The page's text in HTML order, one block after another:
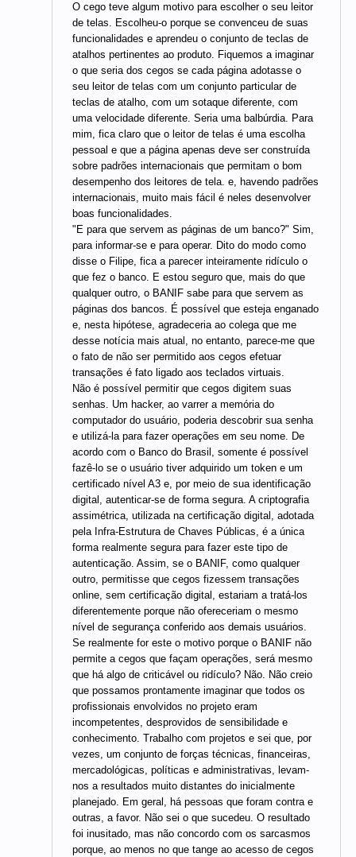
O cego teve algum motivo para escolher o seu leitor
de telas. Escolheu-o porque se convenceu de suas
funcionalidades e aprendeu o conjunto de teclas de
atalhos pertinentes ao produto. Fiquemos a imaginar
o que seria dos cegos se cada página adotasse o
seu leitor de telas com um conjunto particular de
teclas de atalho, com um sotaque diferente, com
uma velocidade diferente. Seria uma balbúrdia. Para
mim, fica claro que o leitor de telas é uma escolha
pessoal e que a página apenas deve ser construída
sobre padrões internacionais que permitam o bom
desempenho dos leitores de tela. e, havendo padrões
internacionais, muito mais fácil é neles desenvolver
boas funcionalidades.
"E para que servem as páginas de um banco?" Sim,
para informar-se e para operar. Dito do modo como
disse o Filipe, fica a parecer inteiramente ridículo o
que fez o banco. E estou seguro que, mais do que
qualquer outro, o BANIF sabe para que servem as
páginas dos bancos. É possível que esteja enganado
e, nesta hipótese, agradeceria ao colega que me
desse notícia mais atual, no entanto, parece-me que
o fato de não ser permitido aos cegos efetuar
transações é fato ligado aos teclados virtuais.
Não é possível permitir que cegos digitem suas
senhas. Um hacker, ao varrer a memória do
computador do usuário, poderia descobrir sua senha
e utilizá-la para fazer operações em seu nome. De
acordo com o Banco do Brasil, somente é possível
fazê-lo se o usuário tiver adquirido um token e um
certificado nível A3 e, por meio de sua identificação
digital, autenticar-se de forma segura. A criptografia
assimétrica, utilizada na certificação digital, adotada
pela Infra-Estrutura de Chaves Públicas, é a única
forma realmente segura para fazer este tipo de
autenticação. Assim, se o BANIF, como qualquer
outro, permitisse que cegos fizessem transações
online, sem certificação digital, estariam a tratá-los
diferentemente porque não ofereceriam o mesmo
nível de segurança conferido aos demais usuários.
Se realmente for este o motivo porque o BANIF não
permite a cegos que façam operações, será mesmo
que há algo de criticável ou ridículo? Não. Não creio
que possamos prontamente imaginar que todos os
profissionais envolvidos no projeto eram
incompetentes, desprovidos de sensibilidade e
conhecimento. Trabalho com projetos e sei que, por
vezes, um conjunto de forças técnicas, financeiras,
mercadológicas, políticas e administrativas, levam-
nos a resultados muito distantes do inicialmente
planejado. Em geral, há pessoas que foram contra e
outras, a favor. Não sei o que sucedeu. O resultado
foi inusitado, mas não concordo com os sarcasmos
porque, ao menos no que tange ao acesso de cegos